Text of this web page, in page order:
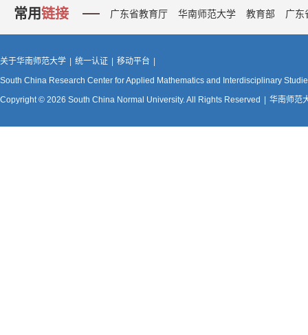
常用链接 广东省教育厅 华南师范大学 教育部 广东
关于华南师范大学 统一认证 移动平台
South China Research Center for Applied Mathematics and Interdisciplinary
Copyright © 2026 South China Normal University. All Rights Reserved
华南师范